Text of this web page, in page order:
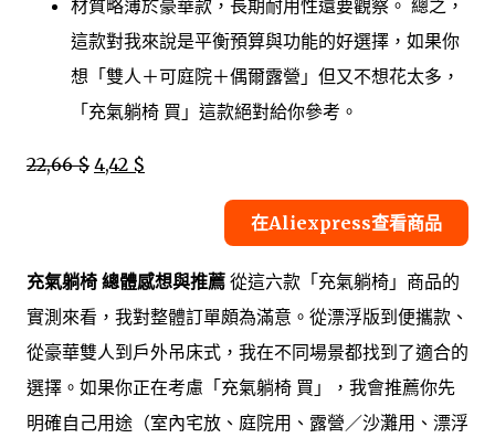
材質略薄於豪華款，長期耐用性還要觀察。 總之，
這款對我來說是平衡預算與功能的好選擇，如果你
想「雙人＋可庭院＋偶爾露營」但又不想花太多，
「充氣躺椅 買」這款絕對給你參考。
22,66 $ 4,42 $
在Aliexpress查看商品
充氣躺椅 總體感想與推薦 從這六款「充氣躺椅」商品的
實測來看，我對整體訂單頗為滿意。從漂浮版到便攜款、
從豪華雙人到戶外吊床式，我在不同場景都找到了適合的
選擇。如果你正在考慮「充氣躺椅 買」，我會推薦你先
明確自己用途（室內宅放、庭院用、露營／沙灘用、漂浮